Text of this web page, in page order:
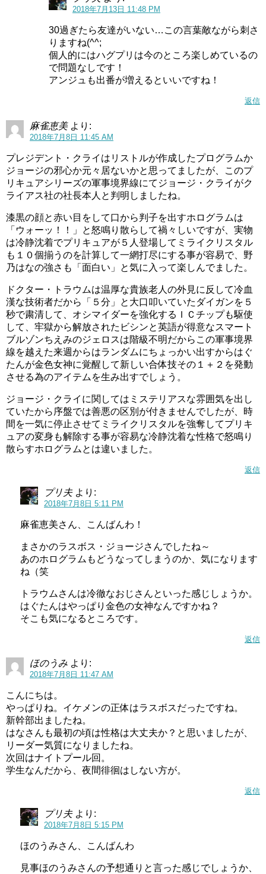
夏休みの計画を立てようというはなちゃん。
しかしはなちゃん以外は練習や収録など予定があるよう
で、プリハートで連絡を取り合うことに。
まだはなちゃんには夢がないのですが、スケッチブックに
果たしてはなちゃんの夢は何になるのかな～
そんなことを考えている雨が降り出します。
2018年7月13日 11:48 PM
30過ぎたら友達がいない…この言葉敵ながら刺さ
りますね(^^;
個人的にはハグプリは今のところ楽しめているの
で問題なしです！
アンジュも出番が増えるといいですね！
返信
麻雀恵美 より:
2018年7月8日 11:45 AM
プレジデント・クライはリストルが作成したプログラムか
ジョージの邪心か元々居ないかと思ってましたが、このプ
リキュアシリーズの軍事境界線にてジョージ・クライがク
ライアス社の社長本人と判明しましたね。
漆黒の顔と赤い目をして口から判子を出すホログラムは
「ウォーッ！！」と怒鳴り散らして禍々しいですが、実物
は冷静沈着でプリキュアが５人登場してミライクリスタル
も１０個揃うのを計算して一網打尽にする事が容易で、野
乃はなの強さも「面白い」と気に入って楽しんでました。
ドクター・トラウムは温厚な貴族老人の外見に反して冷血
漢な技術者だから「５分」と大口叩いていたダイガンを５
秒で粛清して、オシマイダーを強化するＩＣチップも駆使
して、牢獄から解放されたビシンと英語が得意なスマート
ブルゾンちえみのジェロスは階級不明だからこの軍事境界
線を越えた来週からはランダムにちょっかい出すからはぐ
たんが金色女神に覚醒して新しい合体技その１＋２を発動
させる為のアイテムを生み出すでしょう。
ジョージ・クライに関してはミステリアスな雰囲気を出し
ていたから序盤では善悪の区別が付きませんでしたが、時
間を一気に停止させてミライクリスタルを強奪してプリキ
ュアの変身も解除する事が容易な冷静沈着な性格で怒鳴り
散らすホログラムとは違いました。
返信
プリ夫 より:
2018年7月8日 5:11 PM
麻雀恵美さん、こんばんわ！
まさかのラスボス・ジョージさんでしたね～
あのホログラムもどうなってしまうのか、気になります
ね（笑
トラウムさんは冷徹なおじさんといった感じしょうか。
はぐたんはやっぱり金色の女神なんですかね？
そこも気になるところです。
返信
ほのうみ より:
2018年7月8日 11:47 AM
こんにちは。
やっぱりね。イケメンの正体はラスボスだったですね。
新幹部出ましたね。
はなさんも最初の頃は性格は大丈夫か？と思いましたが、
リーダー気質になりましたね。
次回はナイトプール回。
学生なんだから、夜間徘徊はしない方が。
返信
プリ夫 より:
2018年7月8日 5:15 PM
ほのうみさん、こんばんわ
見事ほのうみさんの予想通りと言った感じでしょうか、